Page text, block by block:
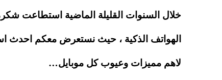
ok
r
es
t
A
pp
خلال السنوات القليلة الماضية استطاعت
لاهم مميزات وعيوب كل موبايل…